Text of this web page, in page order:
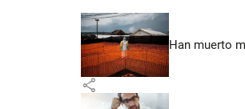
Han muerto
share